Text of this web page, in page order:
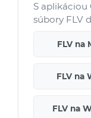
S aplikáciou
súbory FLV
FLV na
FLV na
FLV na